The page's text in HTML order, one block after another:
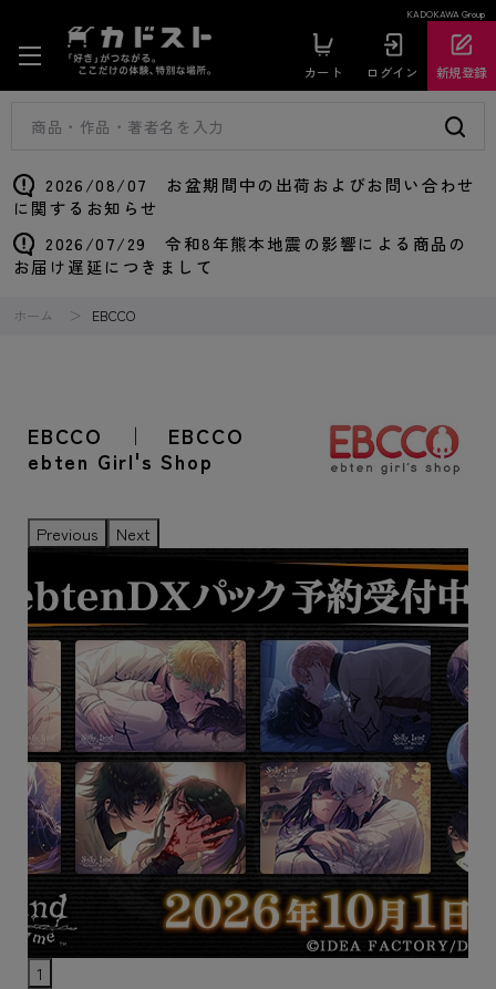
KADOKAWA Group
カート ログイン 新規登録
2026/08/07 お盆期間中の出荷およびお問い合わせ
に関するお知らせ
2026/07/29 令和8年熊本地震の影響による商品の
お届け遅延につきまして
ホーム EBCCO
EBCCO ｜ EBCCO
ebten Girl's Shop
Previous Next
1